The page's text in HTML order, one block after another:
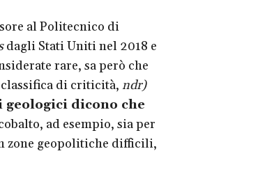
al Politecnico di
dagli Stati Uniti nel 2018 e
rare, sa però che
di criticità, ndr)
dicono che
ad esempio, sia per
zone geopolitiche difficili,